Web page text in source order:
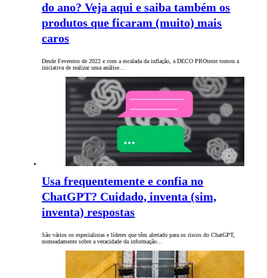
do ano? Veja aqui e saiba também os
produtos que ficaram (muito) mais
caros
Desde Fevereiro de 2022 e com a escalada da inflação, a DECO PROteste tomou a
iniciativa de realizar uma análise…
Usa frequentemente e confia no
ChatGPT? Cuidado, inventa (sim,
inventa) respostas
São vários os especialistas e líderes que têm alertado para os riscos do ChatGPT,
nomeadamente sobre a veracidade da informação…